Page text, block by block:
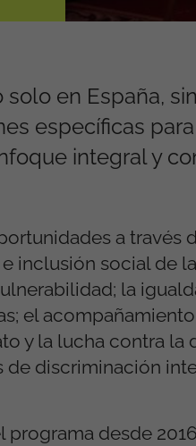
en España,
específicas
integral y
a través
inclusión social de
la
el
y la lucha contra la
discriminación
desde